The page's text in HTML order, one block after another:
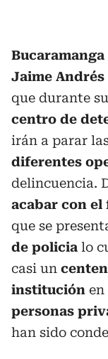
Bucaramanga
Jaime
que durante
centro de
irán a parar
diferentes
delincuencia.
acabar con
que se
de policia lo
casi un
institución en
personas
han sido